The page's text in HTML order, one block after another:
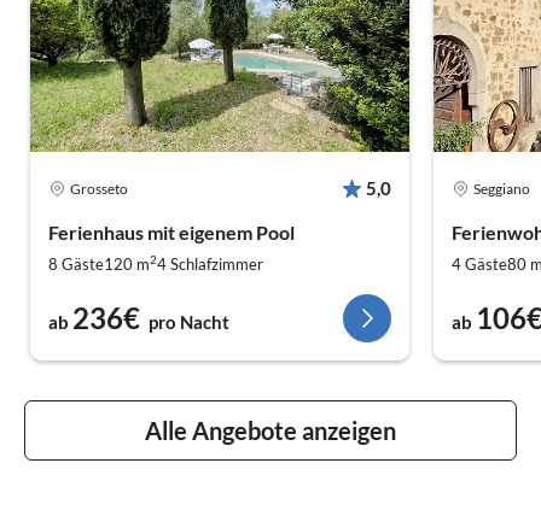
Grosseto 5,0
Ferienhaus mit eigenem Pool
8 Gäste120 m24Schlafzimmer
ab 236€ pro Nacht
Seggiano
4 Gäste80
ab
Alle Angebote anzeigen